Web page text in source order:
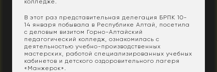
колледже.
В этот раз представительная делегация БРПК 10-
14 января побывала в Республике Алтай, посетила
с деловым визитом Горно-Алтайский
педагогический колледж, ознакомилась с
деятельностью учебно-производственных
мастерских, работой специализированных учебных
кабинетов и детского оздоровительного лагеря
«Манжерок».